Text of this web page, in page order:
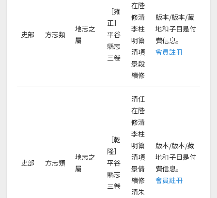
史部 方志類
地志之
屬
［雍
正］
平谷
縣志
三卷
在陛
修清
李柱
明纂
清項
景段
續修
版本/版本/藏
地和子目是付
費信息。
會員註冊
史部 方志類
地志之
屬
［乾
隆］
平谷
縣志
三卷
清任
在陛
修清
李柱
明纂
清項
景倩
續修
清朱
版本/版本/藏
地和子目是付
費信息。
會員註冊